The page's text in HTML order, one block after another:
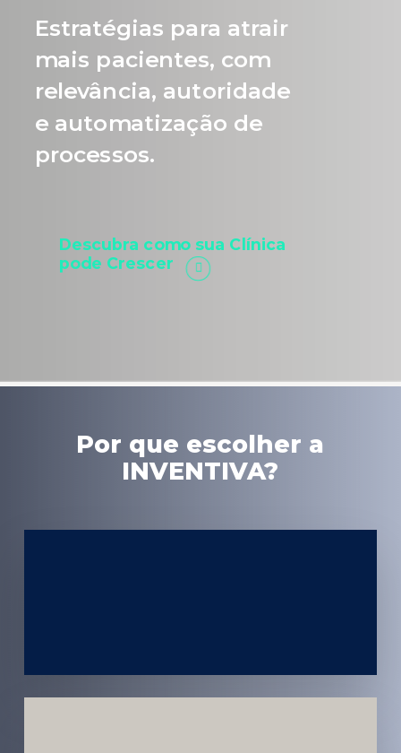
Estratégias para atrair
mais pacientes, com
relevância, autoridade
e automatização de
processos.
Descubra como sua Clínica
pode Crescer
Por que escolher a
INVENTIVA?